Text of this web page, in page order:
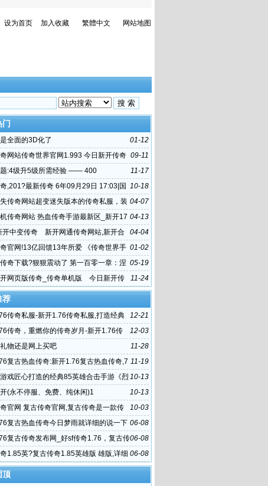
设为首页 加入收藏 繁體中文 网站地图
门
01-12
全面的3D化了
09-11
网站传奇世界官网1.993 今日新开传奇
11-17
:4级升5级所需经验 —— 400
10-18
,201?最新传奇 6年09月29日 17:03|国
乐最新消息:
04-07
传奇网站超变迷失版本的传奇私服，装
配才能厉害。
04-13
传奇网站 热血传奇手游最新区_新开17
奇网址 新
04-04
开中变传奇 新开网通传奇网站,新开合
站 最新传奇手游
01-02
官网!13亿回馈13年所爱 《传奇世界手
档火热预约中
05-19
奇下载?狠狠震动了 第一百零一章：涅
强妖兽系
11-24
网页版传奇_传奇单机版 今日新开传
6963新超变传奇网站
荐
12-21
传奇私服-新开1.76传奇私服,打造经典
12-03
传奇，重燃你的传奇岁月-新开1.76传
重温经典传奇
11-28
物还是网上买吧
11-19
复古热血传奇:新开1.76复古热血传奇,7
血传奇
10-13
戏匠心打造的经典85英雄合击手游《烈
10-13
(永不停服、免费、纯休闲)1
10-03
官网 复古传奇官网,复古传奇是一款传
手游
06-08
复古热血传奇今日梦雨就详细的说一下
的走法
06-08
复古传奇发布网_好sf传奇1.76，复古传
雄
06-08
1.85英?复古传奇1.85英雄版 雄版,详细
大小
顶